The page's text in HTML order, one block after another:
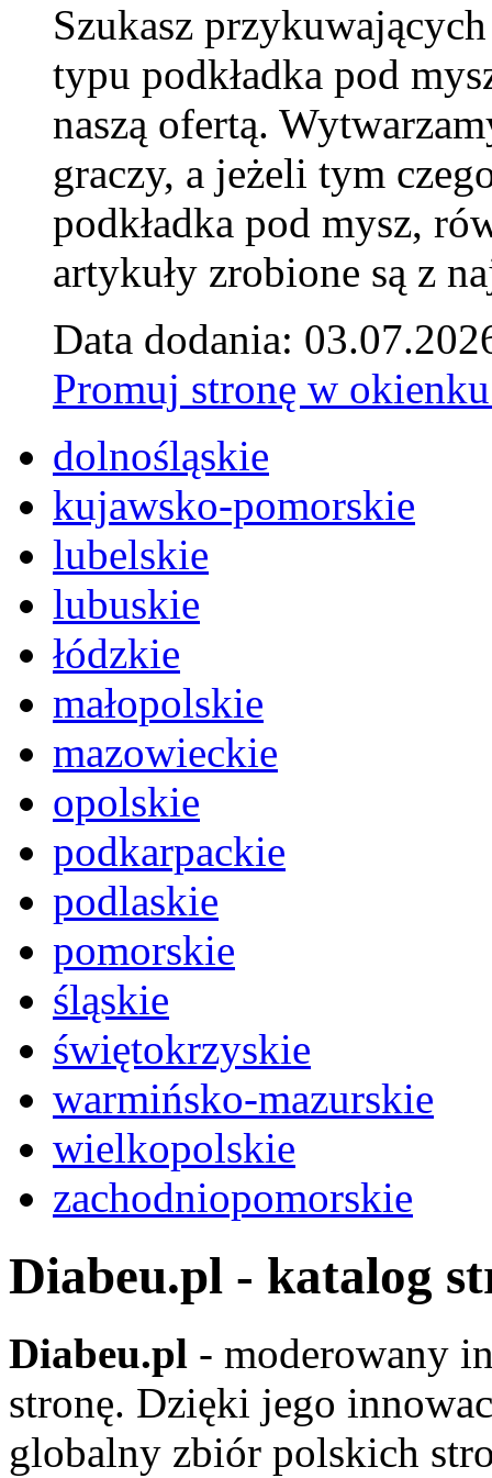
Szukasz
typu podkładka pod
naszą ofertą.
graczy, a jeżeli tym
podkładka pod mysz,
artykuły zrobione są z
Data dodania:
Promuj stronę w
dolnośląskie
kujawsko-pomorskie
lubelskie
lubuskie
łódzkie
małopolskie
mazowieckie
opolskie
podkarpackie
podlaskie
pomorskie
śląskie
świętokrzyskie
warmińsko-mazurskie
wielkopolskie
zachodniopomorskie
Diabeu.pl - katalog
Diabeu.pl - moderowany
stronę. Dzięki jego
globalny zbiór polskich